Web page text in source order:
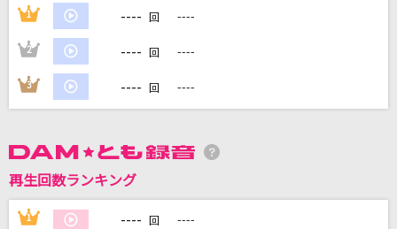
DAMの新曲・ランキングなど
DAMに会員登録・ログインして
カラオケをもっと楽しもう！
1 ---- 回 ----
2 ---- 回 ----
3 ---- 回 ----
再生回数ランキング
1 ---- 回 ----